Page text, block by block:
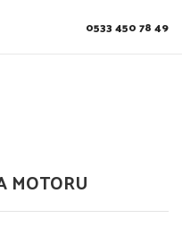
0533 450 78 49
MOTORU